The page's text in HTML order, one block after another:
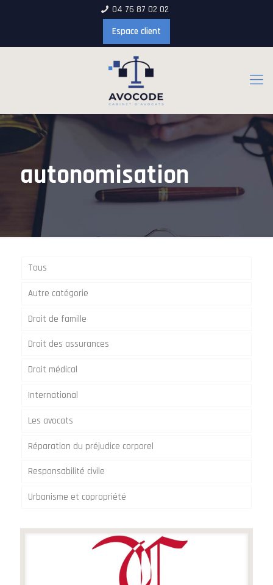
04 76 87 02 02
Espace client
autonomisation
Tous
Autre catégorie
Droit de famille
Droit des assurances
Droit médical
International
Les avocats
Réparation du préjudice corporel
Responsabilité civile
Urbanisme et copropriété